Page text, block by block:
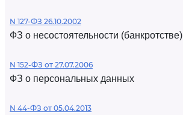
N 127-ФЗ 26.10.2002
ФЗ о несостоятельности (банкротстве)
N 152-ФЗ от 27.07.2006
ФЗ о персональных данных
N 44-ФЗ от 05.04.2013